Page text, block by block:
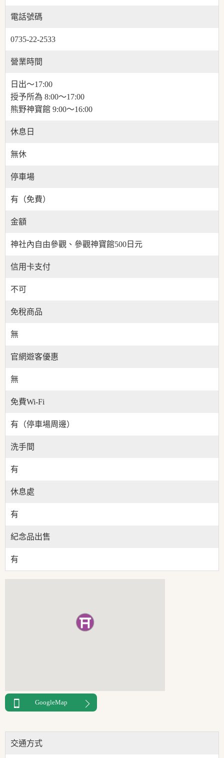
電話號碼
0735-22-2533
營業時間
日出〜17:00
授予所為 8:00〜17:00
熊野神寶館 9:00〜16:00
休息日
無休
停車場
有（免費）
金額
神社內自由參觀、參觀神寶館500日元
信用卡支付
不可
免稅商品
無
官網遊客優惠
無
免費Wi-Fi
有（停車場周邊）
洗手間
有
休息處
有
紀念品出售
有
GoogleMap
交通方式